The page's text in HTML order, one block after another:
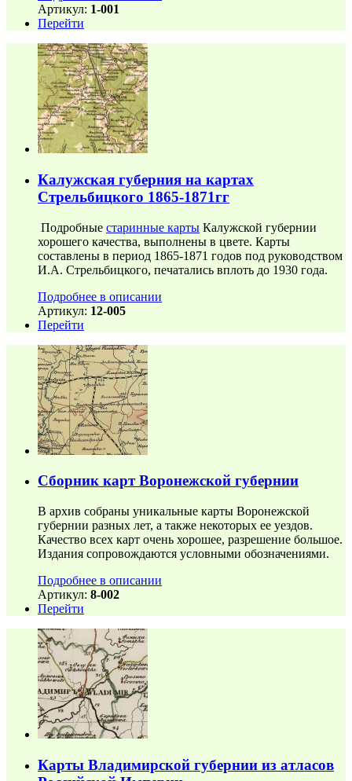
Артикул: 1-001
Перейти
Калужская губерния на картах
Стрельбицкого 1865-1871гг
Подробные старинные карты Калужской губернии
хорошего качества, выполнены в цвете. Карты
составлены в период 1865-1871 годов под руководством
И.А. Стрельбицкого, печатались вплоть до 1930 года.
Подробнее в описании
Артикул: 12-005
Перейти
Сборник карт Воронежской губернии
В архив собраны уникальные карты Воронежской
губернии разных лет, а также некоторых ее уездов.
Качество всех карт очень хорошее, разрешение большое.
Издания сопровождаются условными обозначениями.
Подробнее в описании
Артикул: 8-002
Перейти
Карты Владимирской губернии из атласов